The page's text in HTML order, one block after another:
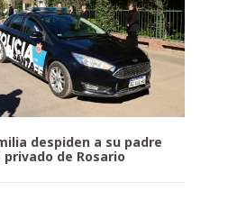
despiden a su padre
de Rosario